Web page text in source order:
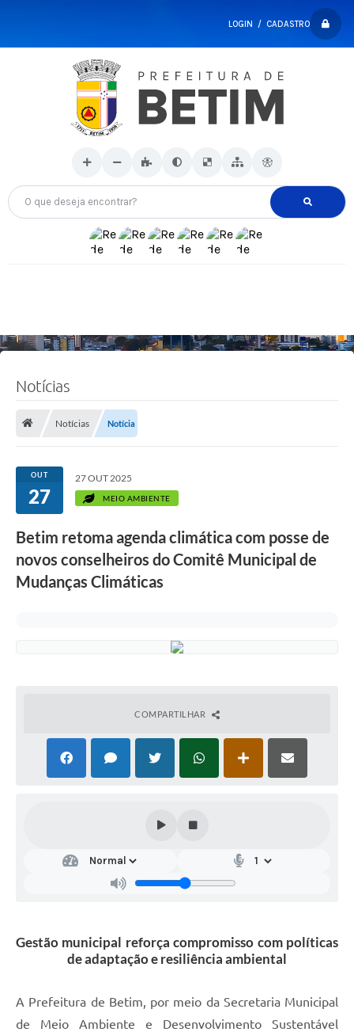
LOGIN / CADASTRO
O que deseja encontrar?
Notícias
Notícias Notícia
OUT
27
27 OUT 2025
MEIO AMBIENTE
Betim retoma agenda climática com posse de
novos conselheiros do Comitê Municipal de
Mudanças Climáticas
COMPARTILHAR
Gestão municipal reforça compromisso com políticas
de adaptação e resiliência ambiental
A Prefeitura de Betim, por meio da Secretaria Municipal
de Meio Ambiente e Desenvolvimento Sustentável